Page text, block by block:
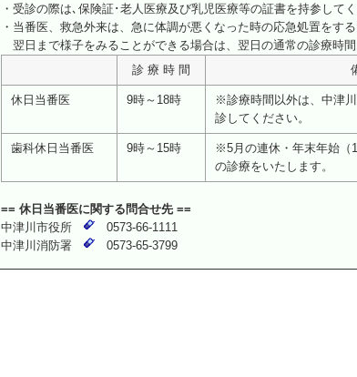
・受診の際は､保険証･老人医療及び乳児医療等の証書を持参して
・当番医、救急外来は、急に体調が悪くなった時の応急処置をする
翌日まで様子をみることができる場合は、翌日の通常の診療時間
診 療 時 間
休日当番医 9時～18時
※診療時間以外は、中津
診してください。
歯科休日当番医 9時～15時
※5月の連休・年末年始（
の診療をいたします。
== 休日当番医に関する問合せ先 ==
中津川市役所
0573-66-1111
中津川消防署
0573-65-3799